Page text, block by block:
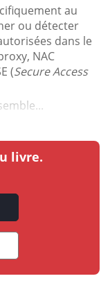
au
ou détecter
dans le
NAC
(Secure Access
livre.